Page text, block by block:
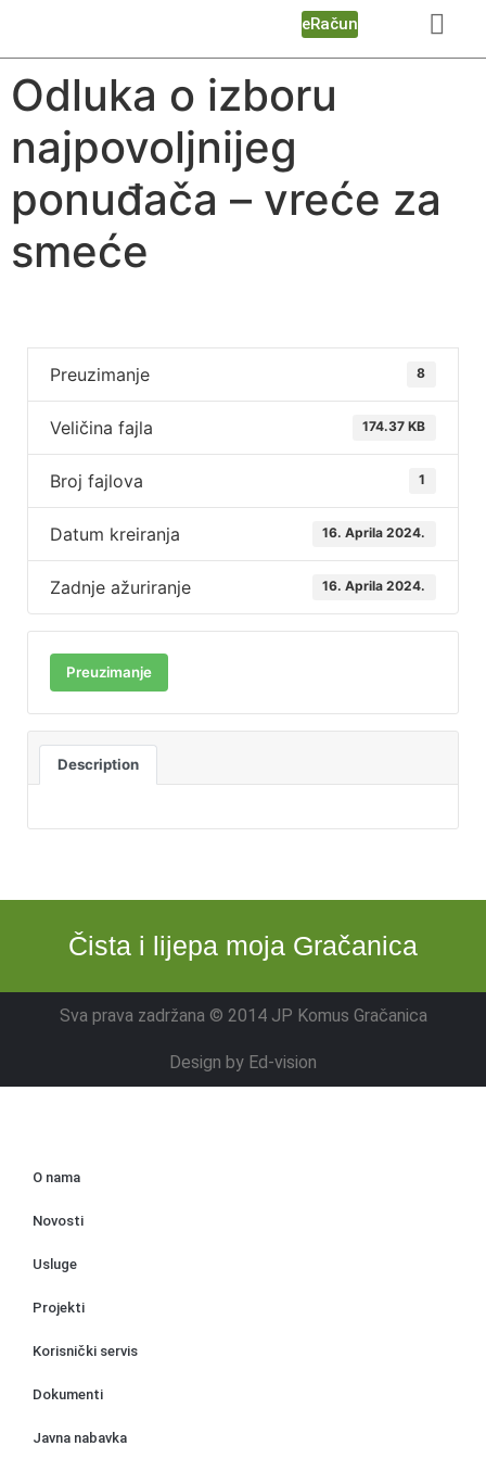
eRačun
Odluka o izboru
najpovoljnijeg
ponuđača – vreće za
smeće
Preuzimanje 8
Veličina fajla 174.37 KB
Broj fajlova 1
Datum kreiranja 16. Aprila 2024.
Zadnje ažuriranje 16. Aprila 2024.
Preuzimanje
Description
Čista i lijepa moja Gračanica
Sva prava zadržana © 2014 JP Komus Gračanica
Design by Ed-vision
O nama
Novosti
Usluge
Projekti
Korisnički servis
Dokumenti
Javna nabavka